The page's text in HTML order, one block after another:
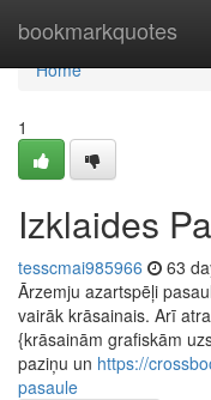
bookmarkquotes
Home
Home
1
Izklaides
tesscmai985966 63
Ārzemju azartspēļi
vairāk krāsainais. Arī
{krāsainām grafiskām
paziņu un https://
pasaule